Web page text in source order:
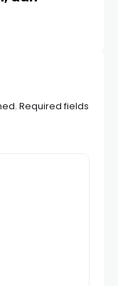
Required fields